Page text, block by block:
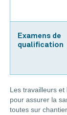
Examens de
qualification
Les travailleurs
pour assurer la
toutes sur